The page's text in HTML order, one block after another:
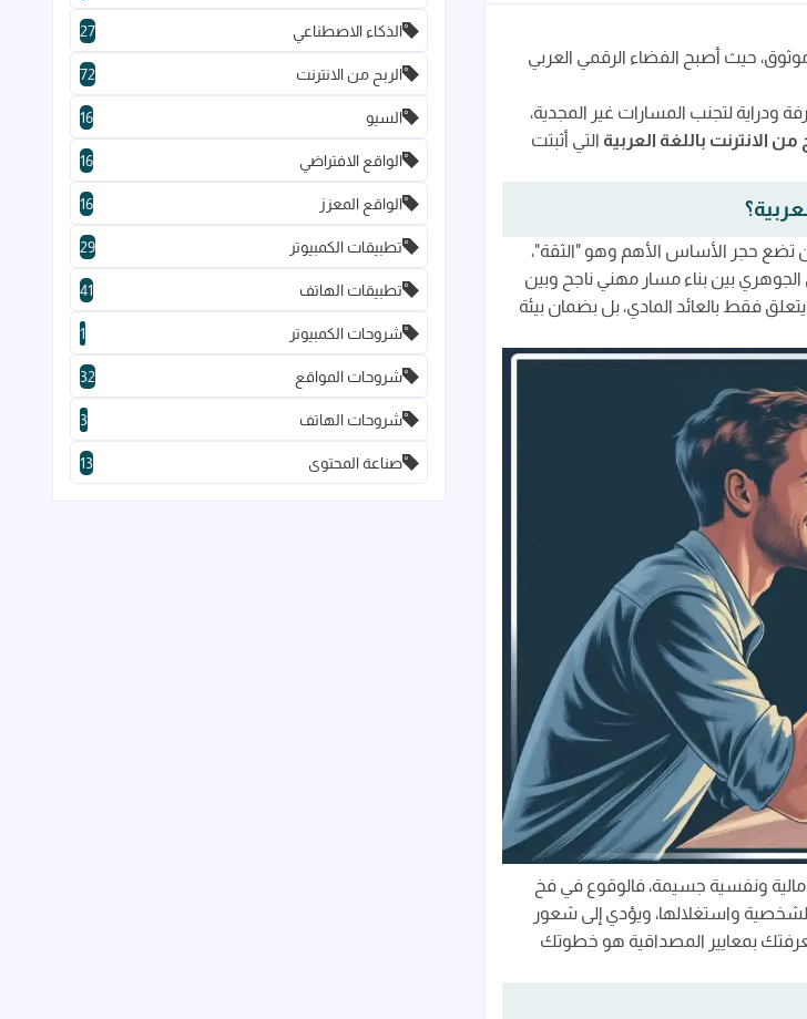
حيث أصبح الفضاء الرقمي العربي
ودراية لتجنب المسارات غير المجدية،
الانترنت باللغة العربية التي أثبتت
تضع حجر الأساس الأهم وهو "الثقة"،
بين بناء مسار مهني ناجح وبين
يتعلق فقط بالعائد المادي، بل بضمان بيئة
ونفسية جسيمة، فالوقوع في فخ
واستغلالها، ويؤدي إلى شعور
بمعايير المصداقية هو خطوتك
الذكاء الاصطناعي 27
الربح من الانترنت 72
السيو 16
الواقع الافتراضي 16
الواقع المعزز 16
تطبيقات الكمبيوتر 29
تطبيقات الهاتف 41
شروحات الكمبيوتر 1
شروحات المواقع 32
شروحات الهاتف 3
صناعة المحتوى 13